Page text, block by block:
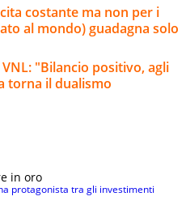
costante ma non per i
al mondo) guadagna solo
"Bilancio positivo, agli
torna il dualismo
in oro
protagonista tra gli investimenti